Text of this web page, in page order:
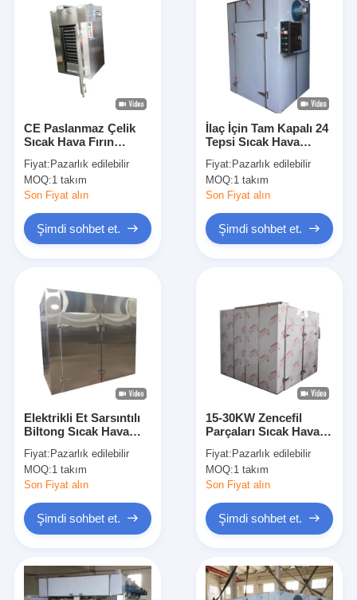
Ürünler
Hakkımızda
Fabrika turu
Bize ulaşın
Haberler
Tüm servis talepleri
Yüksek Hızlı Santrifüj Sprey Kurutucu
CE Paslanmaz Çelik
Sıcak Hava Fırın
Çin Herb Gıda Tepsisi
Kurutucu
Fiyat: Pazarlık edilebilir
MOQ:1 takım
Son Fiyat alın
Şimdi sohbet et.
İlaç İçin Tam Kapalı 24
Tepsi Sıcak Hava
Kurutma Fırını
Fiyat: Pazarlık edilebilir
MOQ:1 takım
Son Fiyat alın
Şimdi sohbet et.
Elektrikli Et Sarsıntılı
Biltong Sıcak Hava
SUS304 Gıda Bitki
Meyve Kurutucu
Fiyat: Pazarlık edilebilir
MOQ:1 takım
Son Fiyat alın
Şimdi sohbet et.
15-30KW Zencefil
Parçaları Sıcak Hava
Makinesi Meyve Ve
Sebze Kurutma
Makinesi
Fiyat: Pazarlık edilebilir
MOQ:1 takım
Son Fiyat alın
Şimdi sohbet et.